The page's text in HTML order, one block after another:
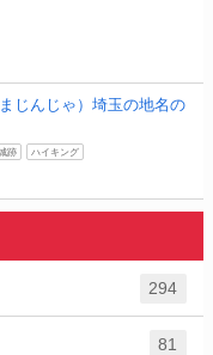
じんじゃ）埼玉の地名の
跡 ハイキング
294
81